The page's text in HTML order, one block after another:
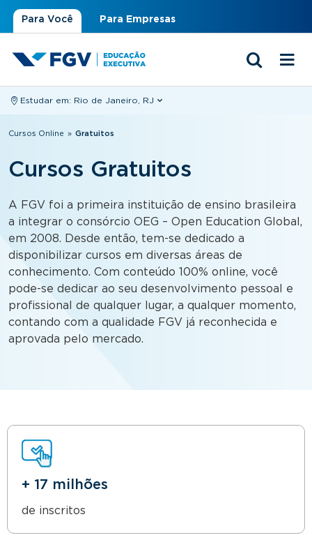
Para Você Para Empresas
Estudar em: Rio de Janeiro, RJ
Você está aqui
Cursos Online » Gratuitos
Cursos Gratuitos
A FGV foi a primeira instituição de ensino brasileira
a integrar o consórcio OEG – Open Education Global,
em 2008. Desde então, tem-se dedicado a
disponibilizar cursos em diversas áreas de
conhecimento. Com conteúdo 100% online, você
pode-se dedicar ao seu desenvolvimento pessoal e
profissional de qualquer lugar, a qualquer momento,
contando com a qualidade FGV já reconhecida e
aprovada pelo mercado.
+ 17 milhões
de inscritos